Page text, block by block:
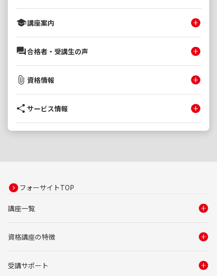
講座案内
合格者・受講生の声
資格情報
サービス情報
フォーサイトTOP
講座一覧
資格講座の特徴
受講サポート